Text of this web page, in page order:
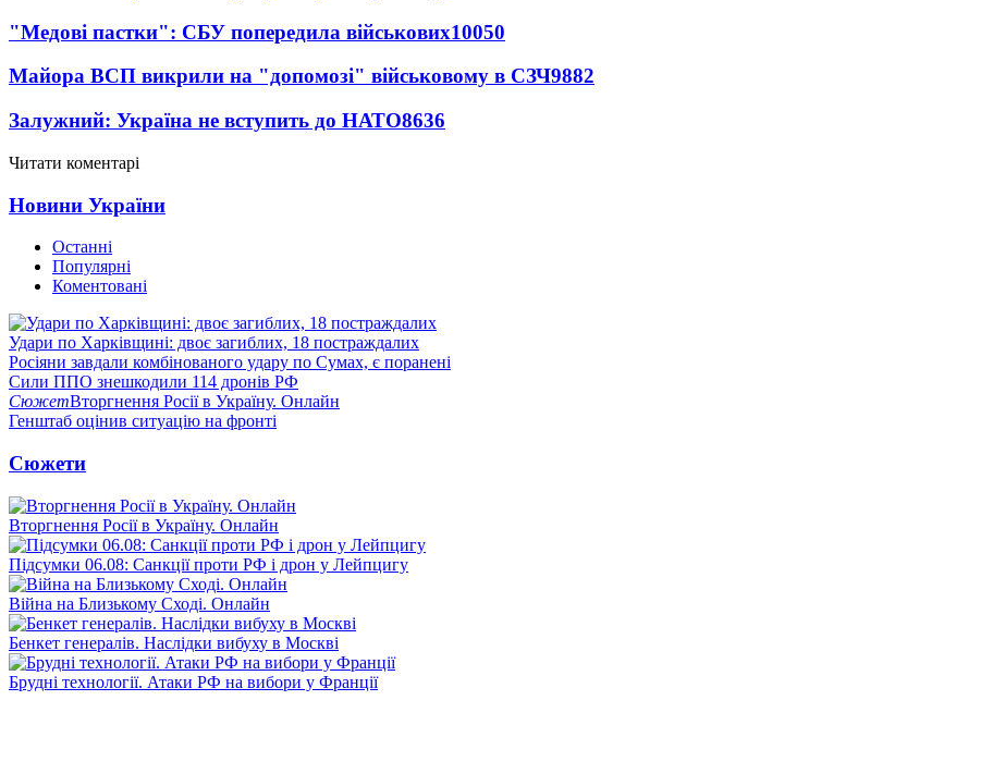
"Медові пастки": СБУ попередила військових10050
Майора ВСП викрили на "допомозі" військовому в СЗЧ9882
Залужний: Україна не вступить до НАТО8636
Читати коментарі
Новини України
Останні
Популярні
Коментовані
Удари по Харківщині: двоє загиблих, 18 постраждалих
Росіяни завдали комбінованого удару по Сумах, є поранені
Сили ППО знешкодили 114 дронів РФ
СюжетВторгнення Росії в Україну. Онлайн
Генштаб оцінив ситуацію на фронті
Сюжети
Вторгнення Росії в Україну. Онлайн
Підсумки 06.08: Санкції проти РФ і дрон у Лейпцигу
Війна на Близькому Сході. Онлайн
Бенкет генералів. Наслідки вибуху в Москві
Брудні технології. Атаки РФ на вибори у Франції